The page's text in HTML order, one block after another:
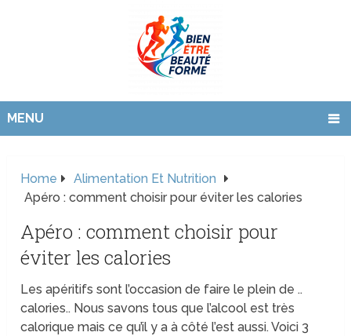
MENU
Home
Alimentation Et Nutrition
Apéro : comment choisir pour éviter les calories
Apéro : comment choisir pour
éviter les calories
Les apéritifs sont l’occasion de faire le plein de ..
calories.. Nous savons tous que l’alcool est très
calorique mais ce qu’il y a à côté l’est aussi. Voici 3